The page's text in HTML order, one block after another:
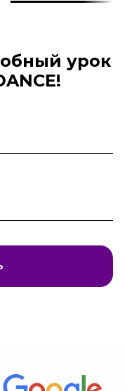
урок